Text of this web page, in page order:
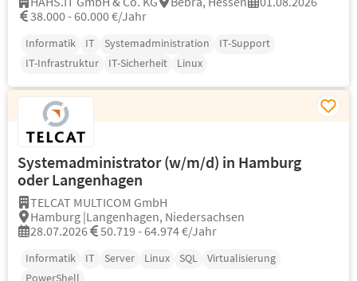
38.000 - 60.000 €/Jahr
Informatik IT Systemadministration
IT-Support
IT-Infrastruktur
IT-Sicherheit Linux
Systemadministrator (w/m/d) in Hamburg
oder Langenhagen
TELCAT MULTICOM GmbH
Hamburg |Langenhagen, Niedersachsen
28.07.2026
50.719 - 64.974 €/Jahr
Informatik IT Server Linux SQL
Virtualisierung
PowerShell